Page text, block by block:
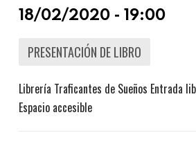
18/02/2020 - 19:00
PRESENTACIÓN DE LIBRO
Librería Traficantes de Sueños Entrada
Espacio accesible